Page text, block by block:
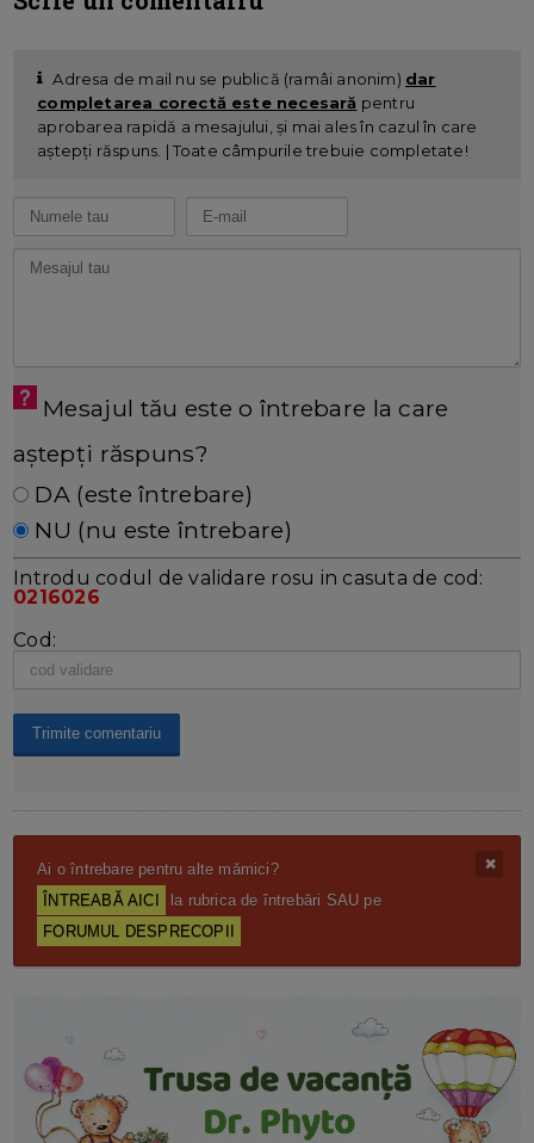
Adresa de mail nu se publică (ramâi anonim) dar
completarea corectă este necesară pentru
aprobarea rapidă a mesajului, și mai ales în cazul în care
aștepți răspuns. | Toate câmpurile trebuie completate!
Mesajul tău este o întrebare la care
aștepți răspuns?
DA (este întrebare)
NU (nu este întrebare)
Introdu codul de validare rosu in casuta de cod:
0216026
Cod:
Ai o întrebare pentru alte mămici?
ÎNTREABĂ AICI
la rubrica de întrebări SAU pe
FORUMUL DESPRECOPII